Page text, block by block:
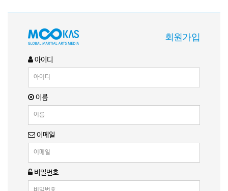
회원가입
아이디
이름
이메일
비밀번호